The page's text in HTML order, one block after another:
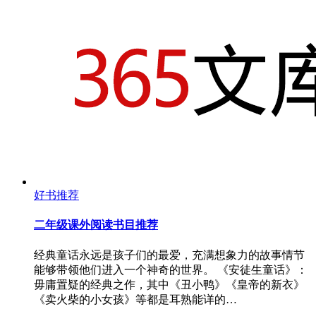
好书推荐
二年级课外阅读书目推荐
经典童话永远是孩子们的最爱，充满想象力的故事情节
能够带领他们进入一个神奇的世界。 《安徒生童话》：
毋庸置疑的经典之作，其中《丑小鸭》《皇帝的新衣》
《卖火柴的小女孩》等都是耳熟能详的…